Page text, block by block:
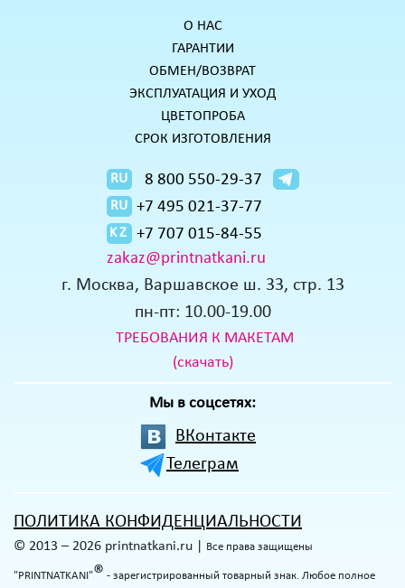
О НАС
ГАРАНТИИ
ОБМЕН/ВОЗВРАТ
ЭКСПЛУАТАЦИЯ И УХОД
ЦВЕТОПРОБА
СРОК ИЗГОТОВЛЕНИЯ
RU 8 800 550-29-37
RU +7 495 021-37-77
KZ
+7 707 015-84-55
zakaz@printnatkani.ru
г. Москва, Варшавское ш. 33, стр. 13
пн-пт: 10.00-19.00
ТРЕБОВАНИЯ К МАКЕТАМ
(скачать)
Мы в соцсетях:
ВКонтакте
Телеграм
ПОЛИТИКА КОНФИДЕНЦИАЛЬНОСТИ
© 2013 – 2026 printnatkani.ru | Все права защищены
"PRINTNATKANI"® - зарегистрированный товарный знак. Любое полное